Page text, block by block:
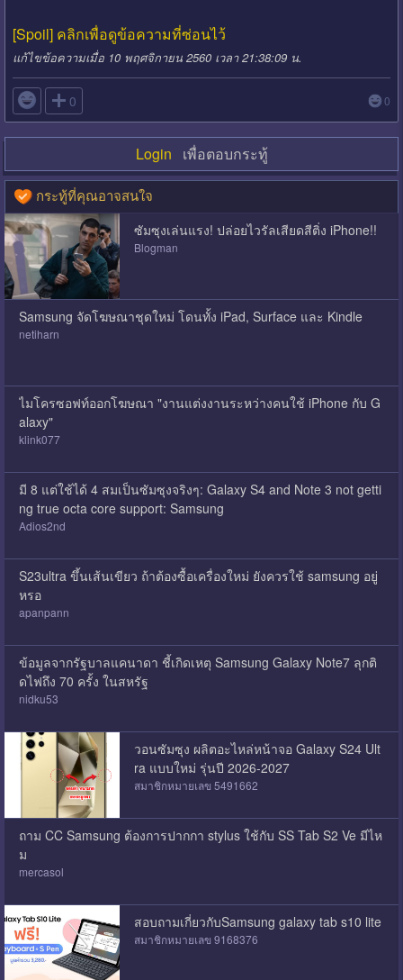
[Spoil] คลิกเพื่อดูข้อความที่ซ่อนไว้
แก้ไขข้อความเมื่อ 10 พฤศจิกายน 2560 เวลา 21:38:09 น.
 0 0
Login เพื่อตอบกระทู้
กระทู้ที่คุณอาจสนใจ
ซัมซุงเล่นแรง! ปล่อยไวรัลเสียดสีติ่ง iPhone!!
Blogman
Samsung จัดโฆษณาชุดใหม่ โดนทั้ง iPad, Surface และ Kindle
netiharn
ไมโครซอฟท์ออกโฆษณา "งานแต่งงานระหว่างคนใช้ iPhone กับ G
alaxy"
klink077
มี 8 แต่ใช้ได้ 4 สมเป็นซัมซุงจริงๆ: Galaxy S4 and Note 3 not getti
ng true octa core support: Samsung
Adios2nd
S23ultra ขึ้นเส้นเขียว ถ้าต้องซื้อเครื่องใหม่ ยังควรใช้ samsung อยู่
หรอ
apanpann
ข้อมูลจากรัฐบาลแคนาดา ชี้เกิดเหตุ Samsung Galaxy Note7 ลุกติ
ดไฟถึง 70 ครั้ง ในสหรัฐ
nidku53
วอนซัมซุง ผลิตอะไหล่หน้าจอ Galaxy S24 Ult
ra แบบใหม่ รุ่นปี 2026-2027
สมาชิกหมายเลข 5491662
ถาม CC Samsung ต้องการปากกา stylus ใช้กับ SS Tab S2 Ve มีไห
ม
mercasol
สอบถามเกี่ยวกับSamsung galaxy tab s10 lite
สมาชิกหมายเลข 9168376